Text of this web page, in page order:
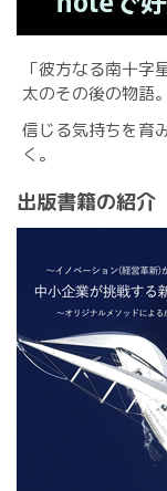
「彼方なる南十
太のその後の物語。
信じる気持ちを育
く。
出版書籍の紹介